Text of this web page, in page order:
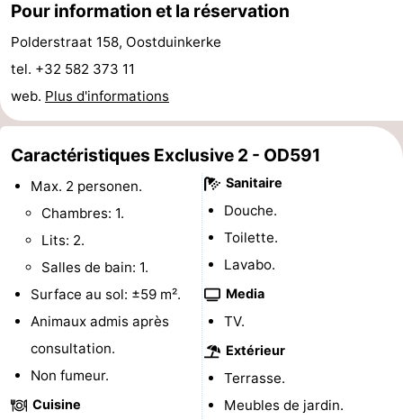
golf
être
villes
Sports
Piscines
-
Faire
vélo
-
Randonnée
Équitation
Terrains
de
golf
Surfen
-
Equitation
Boire
et
Événements
Pour information et la réservation
Polderstraat 158, Oostduinkerke
tel. +32 582 373 11
web. Plus d'informations
Caractéristiques Exclusive 2 - OD591
Max. 2 personen.
Chambres: 1.
Lits: 2.
Salles de bain: 1.
Surface au sol: ±59 m².
Animaux admis après
consultation.
Non fumeur.
Cuisine
Sanitaire
Douche.
Toilette.
Lavabo.
Media
TV.
Extérieur
Terrasse.
Meubles de jardin.